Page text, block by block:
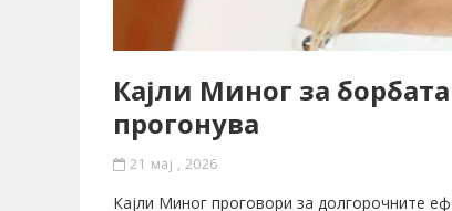
Кајли Миног за
прогонува
21 мај , 2026
Кајли Миног проговори за долгорочните